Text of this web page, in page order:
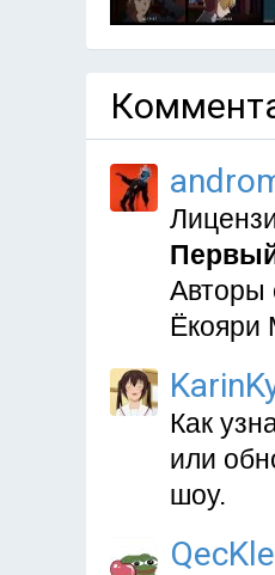
Авторы
Ёкояри
Как
или
шоу.
QecKle